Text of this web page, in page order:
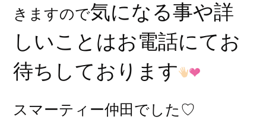
きますので気になる事や詳
しいことはお電話にてお
待ちしております
スマーティー仲田でした♡